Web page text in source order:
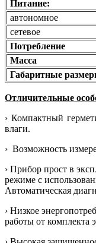
Питание:
автономное
сетевое
Потребление
Масса
Габаритные
Отличительные
› Компактный
влаги.
› Возможность
› Прибор прост в
режиме с
Автоматическая
› Низкое
работы от комплекта